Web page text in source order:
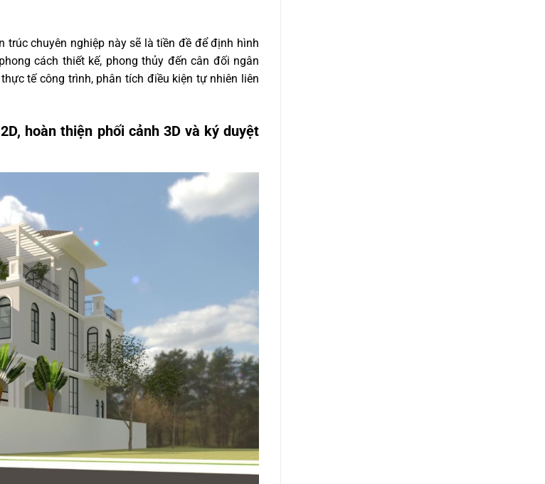
chuyên nghiệp này sẽ là tiền đề để định hình
cách thiết kế, phong thủy đến cân đối ngân
tế công trình, phân tích điều kiện tự nhiên liên
hoàn thiện phối cảnh 3D và ký duyệt